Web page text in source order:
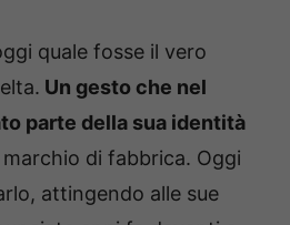
quale fosse il vero
Un gesto che nel
parte della sua identità
marchio di fabbrica. Oggi
attingendo alle sue